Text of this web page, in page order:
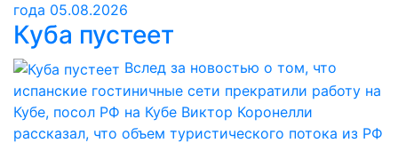
года 05.08.2026
Куба пустеет
Вслед за новостью о том, что
испанские гостиничные сети прекратили работу на
Кубе, посол РФ на Кубе Виктор Коронелли
рассказал, что объем туристического потока из РФ